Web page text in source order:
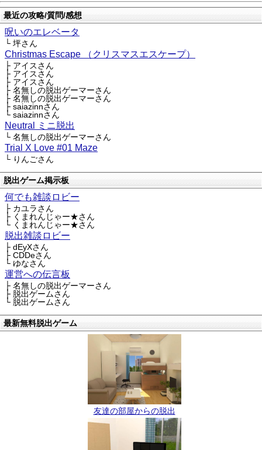
最近の攻略/質問/感想
呪いのエレベータ
└ 坪さん
Christmas Escape （クリスマスエスケープ）
├ アイスさん
├ アイスさん
├ アイスさん
├ 名無しの脱出ゲーマーさん
├ 名無しの脱出ゲーマーさん
├ saiazinnさん
└ saiazinnさん
Neutral ミニ脱出
└ 名無しの脱出ゲーマーさん
Trial X Love #01 Maze
└ りんごさん
脱出ゲーム掲示板
何でも雑談ロビー
├ カユラさん
├ くまれんじゃー★さん
└ くまれんじゃー★さん
脱出雑談ロビー
├ dEyXさん
├ CDDeさん
└ ゆなさん
運営への伝言板
├ 名無しの脱出ゲーマーさん
├ 脱出ゲームさん
└ 脱出ゲームさん
最新無料脱出ゲーム
友達の部屋からの脱出